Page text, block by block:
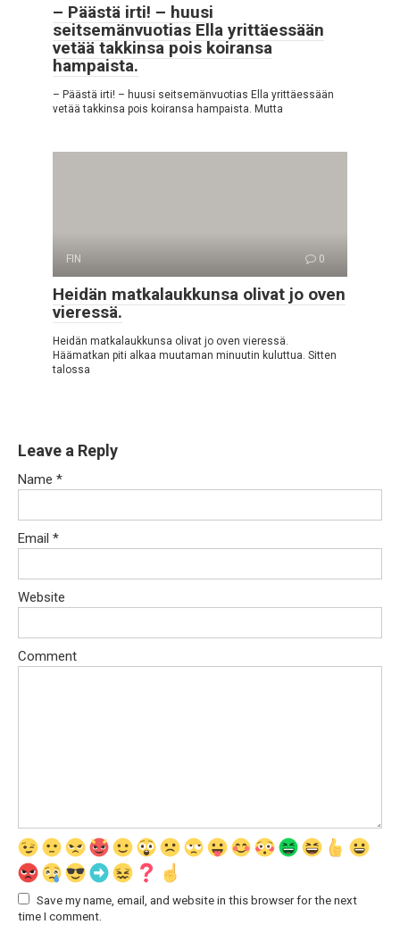
– Päästä irti! – huusi
seitsemänvuotias Ella yrittäessään
vetää takkinsa pois koiransa
hampaista.
– Päästä irti! – huusi seitsemänvuotias Ella yrittäessään
vetää takkinsa pois koiransa hampaista. Mutta
FIN 0
Heidän matkalaukkunsa olivat jo oven
vieressä.
Heidän matkalaukkunsa olivat jo oven vieressä.
Häämatkan piti alkaa muutaman minuutin kuluttua. Sitten
talossa
Leave a Reply
Name *
Email *
Website
Comment
Save my name, email, and website in this browser for the next
time I comment.